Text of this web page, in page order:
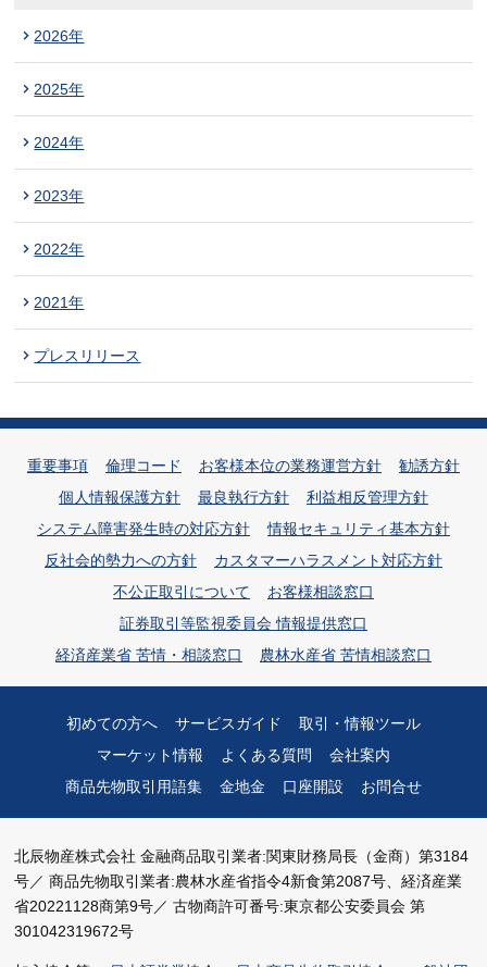
2026年
2025年
2024年
2023年
2022年
2021年
プレスリリース
重要事項 倫理コード お客様本位の業務運営方針
勧誘方針
個人情報保護方針
最良執行方針
利益相反管理方針
システム障害発生時の対応方針
情報セキュリティ基本方針
反社会的勢力への方針
カスタマーハラスメント対応方針
不公正取引について
お客様相談窓口
証券取引等監視委員会 情報提供窓口
経済産業省 苦情・相談窓口
農林水産省 苦情相談窓口
初めての方へ サービスガイド
取引・情報ツール
マーケット情報
よくある質問
会社案内
商品先物取引用語集
金地金 口座開設 お問合せ
北辰物産株式会社 金融商品取引業者:関東財務局長（金商）第3184
号／ 商品先物取引業者:農林水産省指令4新食第2087号、経済産業
省20221128商第9号／ 古物商許可番号:東京都公安委員会 第
301042319672号